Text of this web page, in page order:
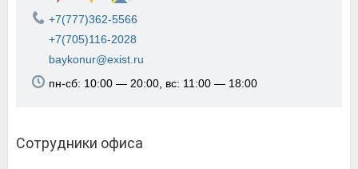
+7(777)362-5566
+7(705)116-2028
baykonur@exist.ru
пн-сб: 10:00 — 20:00, вс: 11:00 — 18:00
Сотрудники офиса